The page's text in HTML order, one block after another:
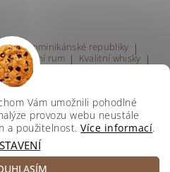
z Dominikánské republiky |
| Kvalitní rum | Kvalitní whisky |
rumu Praha
vyhrazenaUpravit nastavení cookies
Vám umožnili pohodlné
provozu webu neustále
a použitelnost.Více informací.